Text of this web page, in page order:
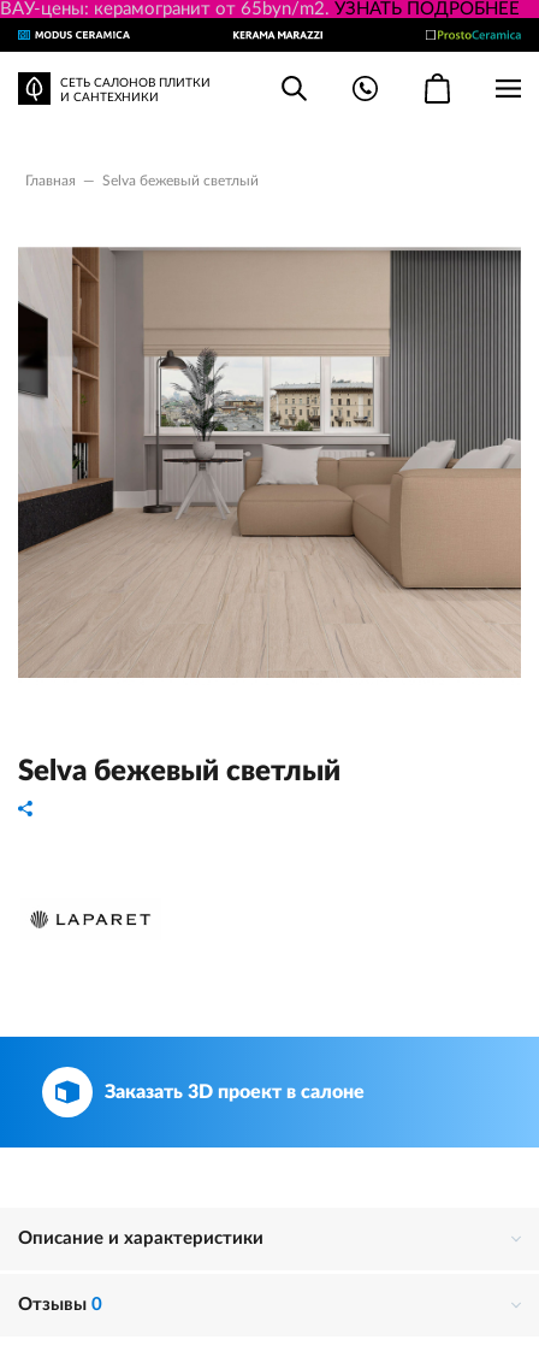
ВАУ-цены: керамогранит от 65byn/m2. УЗНАТЬ ПОДРОБНЕЕ
СЕТЬ САЛОНОВ ПЛИТКИ
И САНТЕХНИКИ
Главная — Selva бежевый светлый
Selva бежевый светлый
Заказать 3D проект в салоне
Описание и характеристики
Отзывы 0